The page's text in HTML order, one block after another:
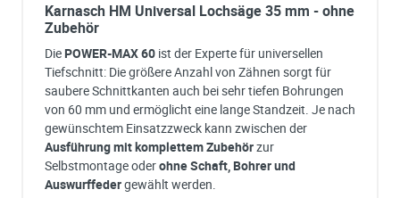
Karnasch HM Universal Lochsäge 35 mm - ohne
Zubehör
Die POWER-MAX 60 ist der Experte für universellen
Tiefschnitt: Die größere Anzahl von Zähnen sorgt für
saubere Schnittkanten auch bei sehr tiefen Bohrungen
von 60 mm und ermöglicht eine lange Standzeit. Je nach
gewünschtem Einsatzzweck kann zwischen der
Ausführung mit komplettem Zubehörzur
Selbstmontage oderohne Schaft, Bohrer und
Auswurffedergewählt werden.